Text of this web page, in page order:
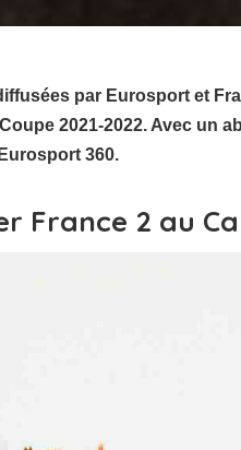
par Eurosport et
2021-2022. Avec un
360.
France 2 au